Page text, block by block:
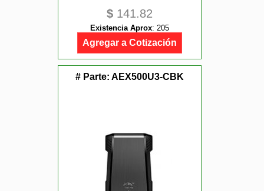
$ 141.82
Existencia Aprox: 205
Agregar a Cotización
# Parte: AEX500U3-CBK